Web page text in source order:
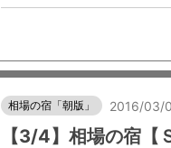
相場の宿「朝版」 2016/03/
【3/4】相場の宿【